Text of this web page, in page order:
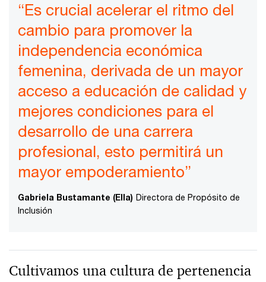
“Es crucial acelerar el ritmo del
cambio para promover la
independencia económica
femenina, derivada de un mayor
acceso a educación de calidad y
mejores condiciones para el
desarrollo de una carrera
profesional, esto permitirá un
mayor empoderamiento”
Gabriela Bustamante (Ella) Directora de Propósito de
Inclusión
Cultivamos una cultura de pertenencia